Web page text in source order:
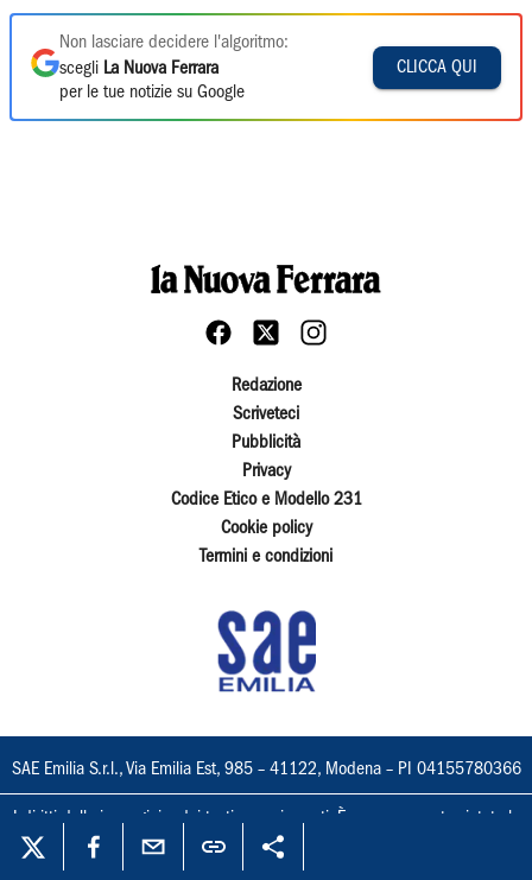
Non lasciare decidere l'algoritmo:
scegli La Nuova Ferrara
per le tue notizie su Google
CLICCA QUI
Redazione
Scriveteci
Pubblicità
Privacy
Codice Etico e Modello 231
Cookie policy
Termini e condizioni
SAE Emilia S.r.l., Via Emilia Est, 985 – 41122, Modena – PI 04155780366
I diritti delle immagini e dei testi sono riservati. È espressamente vietata la
loro riproduzione con qualsiasi mezzo e l'adattamento totale o parziale.